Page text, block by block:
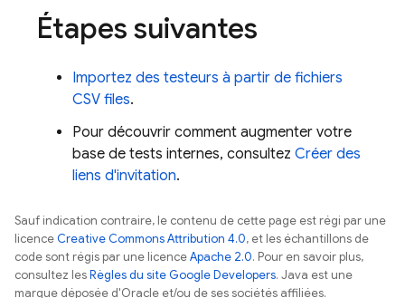
Étapes suivantes
Importez des testeurs à partir de fichiers
CSV files.
Pour découvrir comment augmenter votre
base de tests internes, consultez Créer des
liens d'invitation.
Sauf indication contraire, le contenu de cette page est régi par une
licenceCreative Commons Attribution 4.0, et les échantillons de
code sont régis par une licenceApache 2.0. Pour en savoir plus,
consultez lesRègles du site Google Developers. Java est une
marque déposée d'Oracle et/ou de ses sociétés affiliées.